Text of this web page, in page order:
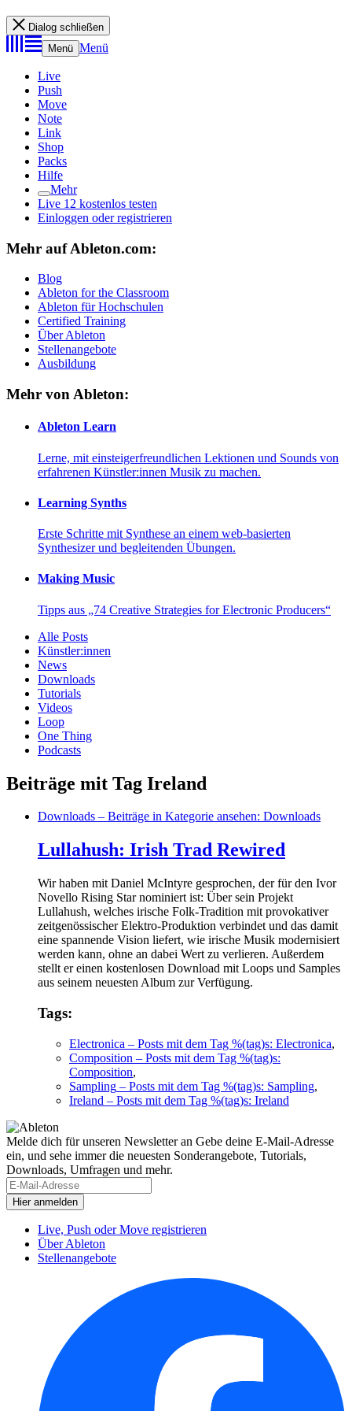
Dialog schließen
Menü Menü
Live
Push
Move
Note
Link
Shop
Packs
Hilfe
Mehr
Live 12 kostenlos testen
Einloggen oder registrieren
Mehr auf Ableton.com:
Blog
Ableton for the Classroom
Ableton für Hochschulen
Certified Training
Über Ableton
Stellenangebote
Ausbildung
Mehr von Ableton:
Ableton Learn
Lerne, mit einsteigerfreundlichen Lektionen und Sounds von
erfahrenen Künstler:innen Musik zu machen.
Learning Synths
Erste Schritte mit Synthese an einem web-basierten
Synthesizer und begleitenden Übungen.
Making Music
Tipps aus „74 Creative Strategies for Electronic Producers“
Alle Posts
Künstler:innen
News
Downloads
Tutorials
Videos
Loop
One Thing
Podcasts
Beiträge mit Tag Ireland
Downloads – Beiträge in Kategorie ansehen: Downloads
Lullahush: Irish Trad Rewired
Wir haben mit Daniel McIntyre gesprochen, der für den Ivor
Novello Rising Star nominiert ist: Über sein Projekt
Lullahush, welches irische Folk-Tradition mit provokativer
zeitgenössischer Elektro-Produktion verbindet und das damit
eine spannende Vision liefert, wie irische Musik modernisiert
werden kann, ohne an dabei Wert zu verlieren. Außerdem
stellt er einen kostenlosen Download mit Loops und Samples
aus seinem neuesten Album zur Verfügung.
Tags:
Electronica – Posts mit dem Tag %(tag)s: Electronica,
Composition – Posts mit dem Tag %(tag)s:
Composition,
Sampling – Posts mit dem Tag %(tag)s: Sampling,
Ireland – Posts mit dem Tag %(tag)s: Ireland
Melde dich für unseren Newsletter an Gebe deine E-Mail-Adresse
ein, und sehe immer die neuesten Sonderangebote, Tutorials,
Downloads, Umfragen und mehr.
Live, Push oder Move registrieren
Über Ableton
Stellenangebote